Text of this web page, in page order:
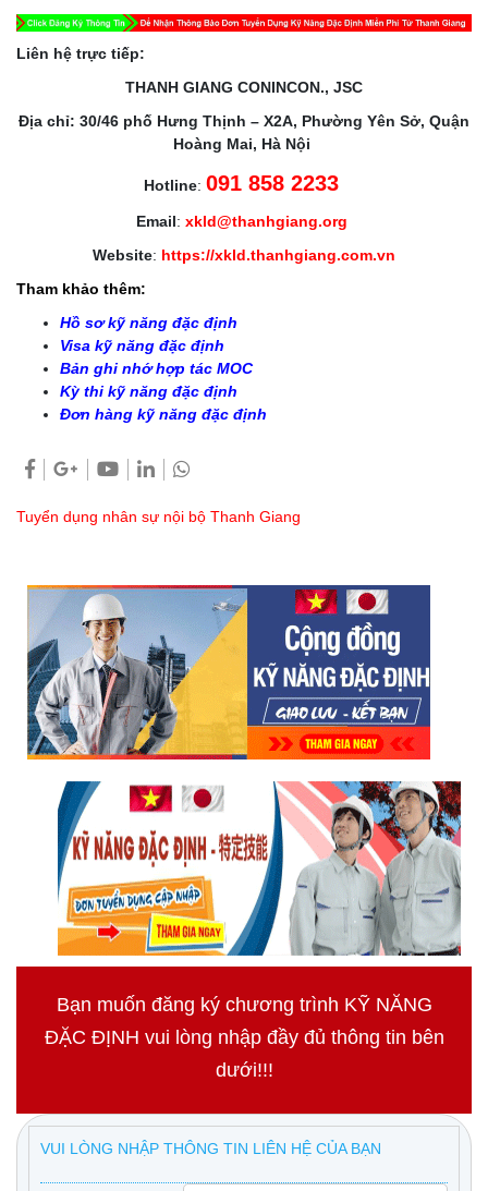
Liên hệ trực tiếp:
THANH GIANG CONINCON., JSC
Địa chỉ: 30/46 phố Hưng Thịnh – X2A, Phường Yên Sở, Quận
Hoàng Mai, Hà Nội
Hotline: 091 858 2233
Email: xkld@thanhgiang.org
Website: https://xkld.thanhgiang.com.vn
Tham khảo thêm:
Hồ sơ kỹ năng đặc định
Visa kỹ năng đặc định
Bản ghi nhớ hợp tác MOC
Kỳ thi kỹ năng đặc định
Đơn hàng kỹ năng đặc định
Tuyển dụng nhân sự nội bộ Thanh Giang
Bạn muốn đăng ký chương trình KỸ NĂNG
ĐẶC ĐỊNH vui lòng nhập đầy đủ thông tin bên
dưới!!!
VUI LÒNG NHẬP THÔNG TIN LIÊN HỆ CỦA BẠN